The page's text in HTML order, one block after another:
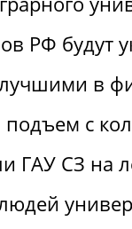
РФ будут
в
подъем с
ГАУ СЗ